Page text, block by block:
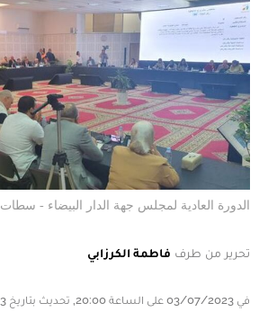
الدورة العادية لمجلس جهة الدار البيضاء - سطات
تحرير من طرف فاطمة الكرزابي